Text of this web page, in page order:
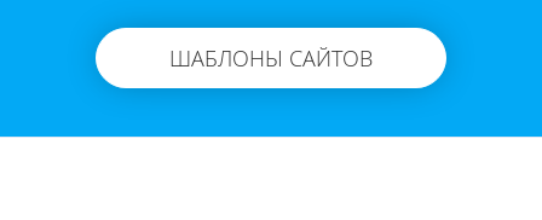
ШАБЛОНЫ САЙТОВ